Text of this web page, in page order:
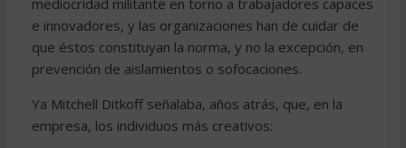
mediocridad militante en torno a trabajadores capaces
e innovadores, y las organizaciones han de cuidar de
que éstos constituyan la norma, y no la excepción, en
prevención de aislamientos o sofocaciones.
Ya Mitchell Ditkoff señalaba, años atrás, que, en la
empresa, los individuos más creativos: